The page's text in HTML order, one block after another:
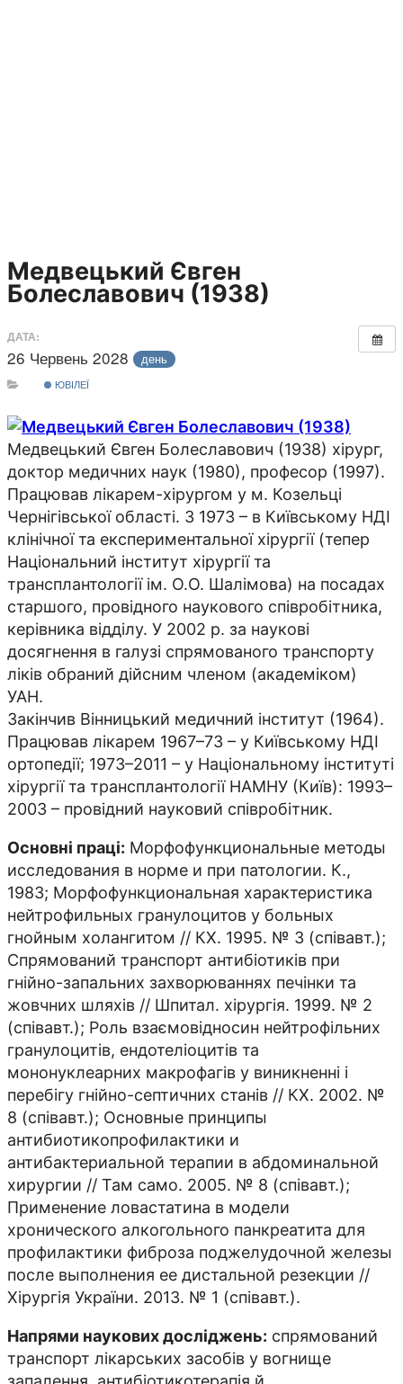
Медвецький Євген
Болеславович (1938)
ДАТА:
26 Червень 2028 день
ЮВІЛЕЇ
Медвецький Євген Болеславович (1938) хірург,
доктор медичних наук (1980), професор (1997).
Працював лікарем-хірургом у м. Козельці
Чернігівської області. З 1973 – в Київському НДІ
клінічної та експериментальної хірургії (тепер
Національний інститут хірургії та
трансплантології ім. О.О. Шалімова) на посадах
старшого, провідного наукового співробітника,
керівника відділу. У 2002 р. за наукові
досягнення в галузі спрямованого транспорту
ліків обраний дійсним членом (академіком)
УАН.
Закінчив Вінницький медичний інститут (1964).
Працював лікарем 1967–73 – у Київському НДІ
ортопедії; 1973–2011 – у Національному інституті
хірургії та трансплантології НАМНУ (Київ): 1993–
2003 – провідний науковий співробітник.
Основні праці: Морфофункциональные методы
исследования в норме и при патологии. К.,
1983; Морфофункциональная характеристика
нейтрофильных гранулоцитов у больных
гнойным холангитом // КХ. 1995. № 3 (спів­авт.);
Спрямований транспорт антибіотиків при
гнійно-запальних захворюваннях печінки та
жовчних шляхів // Шпитал. хірургія. 1999. № 2
(спів­авт.); Роль взаємовідносин нейтрофільних
гранулоцитів, ендотеліоцитів та
мононуклеарних макрофагів у виникненні і
перебігу гнійно-септичних станів // КХ. 2002. №
8 (спів­авт.); Основные прин­ципы
антибиотикопрофилактики и
антибактериальной терапии в абдоминальной
хирургии // Там само. 2005. № 8 (спів­авт.);
Применение ловастатина в модели
хронического алкогольного панкреатита для
профилактики фиброза поджелудочной железы
после выполнения ее дистальной резекции //
Хірургія України. 2013. № 1 (спів­авт.).
Напрями наукових досліджень: спрямований
транспорт лікарських засобів у вогнище